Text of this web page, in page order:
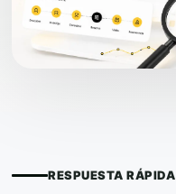
RESPUESTA RÁPIDA